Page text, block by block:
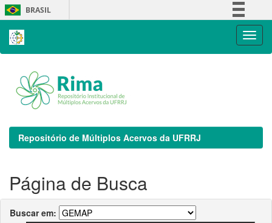
Skip
navigation
BRASIL
Repositório de Múltiplos Acervos da UFRRJ
Página de Busca
Buscar em: